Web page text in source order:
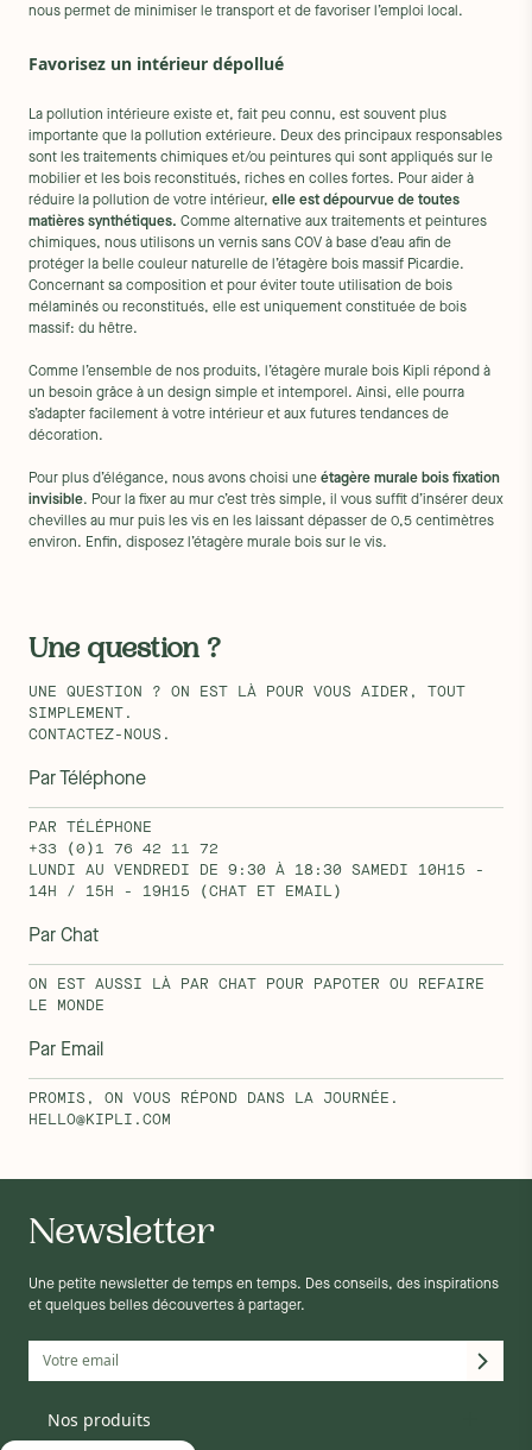
nous permet de minimiser le transport et de favoriser l’emploi local.
Favorisez un intérieur dépollué
La pollution intérieure existe et, fait peu connu, est souvent plus
importante que la pollution extérieure. Deux des principaux responsables
sont les traitements chimiques et/ou peintures qui sont appliqués sur le
mobilier et les bois reconstitués, riches en colles fortes. Pour aider à
réduire la pollution de votre intérieur, elle est dépourvue de toutes
matières synthétiques. Comme alternative aux traitements et peintures
chimiques, nous utilisons un vernis sans COV à base d’eau afin de
protéger la belle couleur naturelle de l’étagère bois massif Picardie.
Concernant sa composition et pour éviter toute utilisation de bois
mélaminés ou reconstitués, elle est uniquement constituée de bois
massif: du hêtre.
Comme l’ensemble de nos produits, l’étagère murale bois Kipli répond à
un besoin grâce à un design simple et intemporel. Ainsi, elle pourra
s’adapter facilement à votre intérieur et aux futures tendances de
décoration.
Pour plus d’élégance, nous avons choisi une étagère murale bois fixation
invisible. Pour la fixer au mur c’est très simple, il vous suffit d’insérer deux
chevilles au mur puis les vis en les laissant dépasser de 0,5 centimètres
environ. Enfin, disposez l’étagère murale bois sur le vis.
Une question ?
UNE QUESTION ? ON EST LÀ POUR VOUS AIDER, TOUT
SIMPLEMENT.
CONTACTEZ-NOUS.
Par Téléphone
PAR TÉLÉPHONE
+33 (0)1 76 42 11 72
LUNDI AU VENDREDI DE 9:30 À 18:30 SAMEDI 10H15 -
14H / 15H - 19H15 (CHAT ET EMAIL)
Par Chat
ON EST AUSSI LÀ PAR CHAT POUR PAPOTER OU REFAIRE
LE MONDE
Par Email
PROMIS, ON VOUS RÉPOND DANS LA JOURNÉE.
HELLO@KIPLI.COM
Newsletter
Une petite newsletter de temps en temps. Des conseils, des inspirations
et quelques belles découvertes à partager.
Mobilier
Nos produits